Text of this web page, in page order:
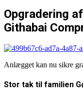
Opgradering
Githabai
Anlægget kan nu sikre
Stor tak til familien